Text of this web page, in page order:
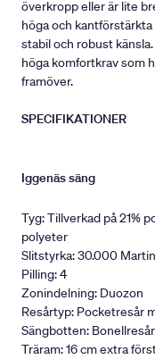
överkropp eller är lite
höga och
stabil och robust
höga komfortkrav som
framöver.
SPECIFIKATIONER
Iggenäs säng
Tyg: Tillverkad på 21%
polyeter
Slitstyrka: 30.000
Pilling: 4
Zonindelning: Duozon
Resårtyp: Pocketresår
Sängbotten:
Träram: 16 cm extra